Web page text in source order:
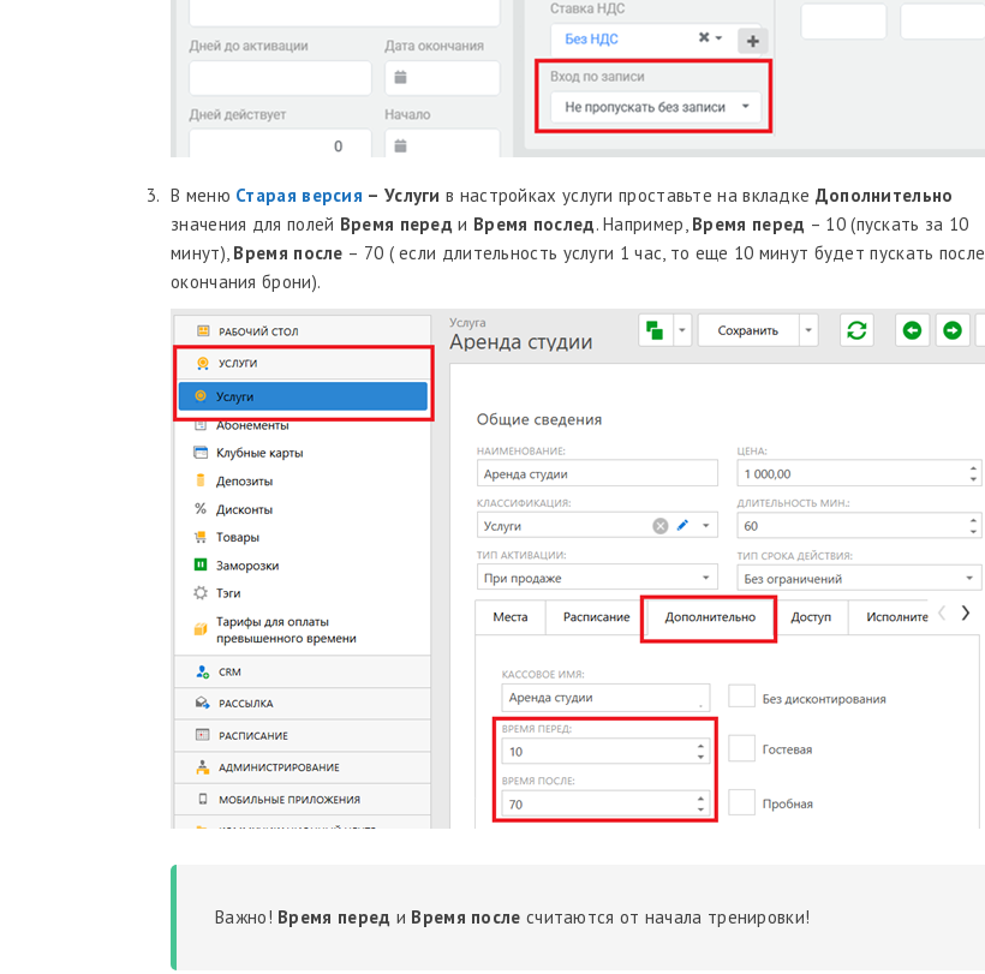
В меню Старая версия – Услуги в настройках услуги проставьте на вкладке Дополнительно
значения для полей Время перед и Время послед. Например, Время перед – 10 (пускать за 10
минут), Время после – 70 ( если длительность услуги 1 час, то еще 10 минут будет пускать после
окончания брони).
Важно! Время перед и Время после считаются от начала тренировки!